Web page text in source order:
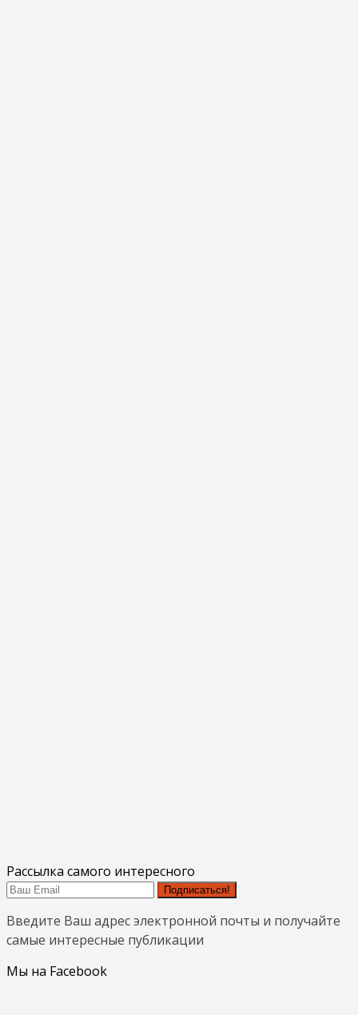
Рассылка самого интересного
Подписаться!
Введите Ваш адрес электронной почты и получайте
самые интересные публикации
Мы на Facebook